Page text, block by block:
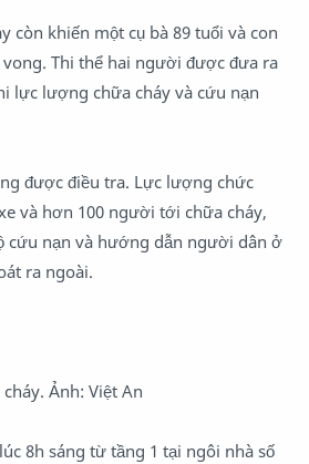
còn khiến một cụ bà 89 tuổi và con
Thi thể hai người được đưa ra
lực lượng chữa cháy và cứu nạn
được điều tra. Lực lượng chức
và hơn 100 người tới chữa cháy,
cứu nạn và hướng dẫn người dân ở
ra ngoài.
Ảnh: Việt An
8h sáng từ tầng 1 tại ngôi nhà số